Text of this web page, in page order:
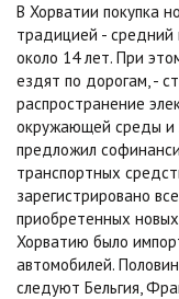
В Хорватии покупка
традицией - средний
около 14 лет. При
ездят по дорогам, -
распространение
окружающей среды и
предложил
транспортных
зарегистрировано
приобретенных
Хорватию было
автомобилей.
следуют Бельгия,